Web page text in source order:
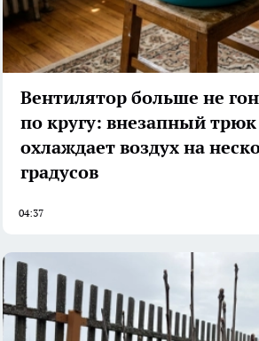
Вентилятор больше не
по кругу: внезапный
охлаждает воздух на
градусов
04:37